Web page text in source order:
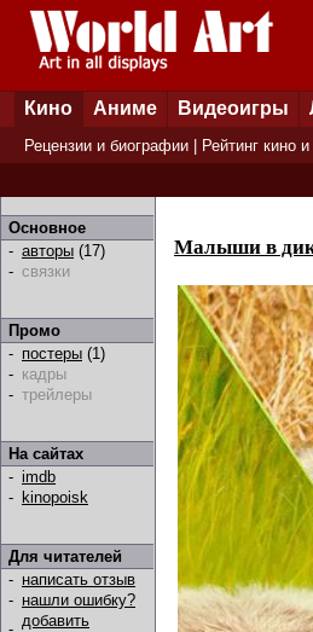
Кино Аниме Видеоигры
Рецензии и биографии Рейтинг кино
Основное
- авторы (17)
- связки
Промо
- постеры (1)
- кадры
- трейлеры
На сайтах
- imdb
- kinopoisk
Для читателей
- написать отзыв
- нашли ошибку?
добавить
Малыши в